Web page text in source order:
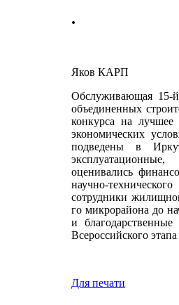
.
Яков КАРП
Обслуживающая 15-
объединенных
конкурса на
экономических
подведены в
оценивались
научно-
сотрудники
го микрорайона до
и
Всероссийского
Для печати